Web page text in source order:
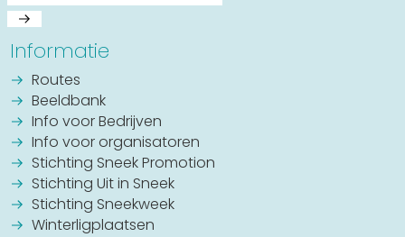
Informatie
Routes
Beeldbank
Info voor Bedrijven
Info voor organisatoren
Stichting Sneek Promotion
Stichting Uit in Sneek
Stichting Sneekweek
Winterligplaatsen